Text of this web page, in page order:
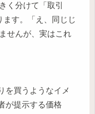
く分けて「取引
ます。「え、同じじ
せんが、実はこれ
を買うようなイメ
が提示する価格